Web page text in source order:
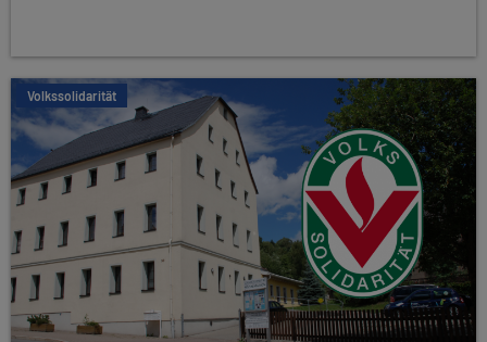
Volkssolidarität